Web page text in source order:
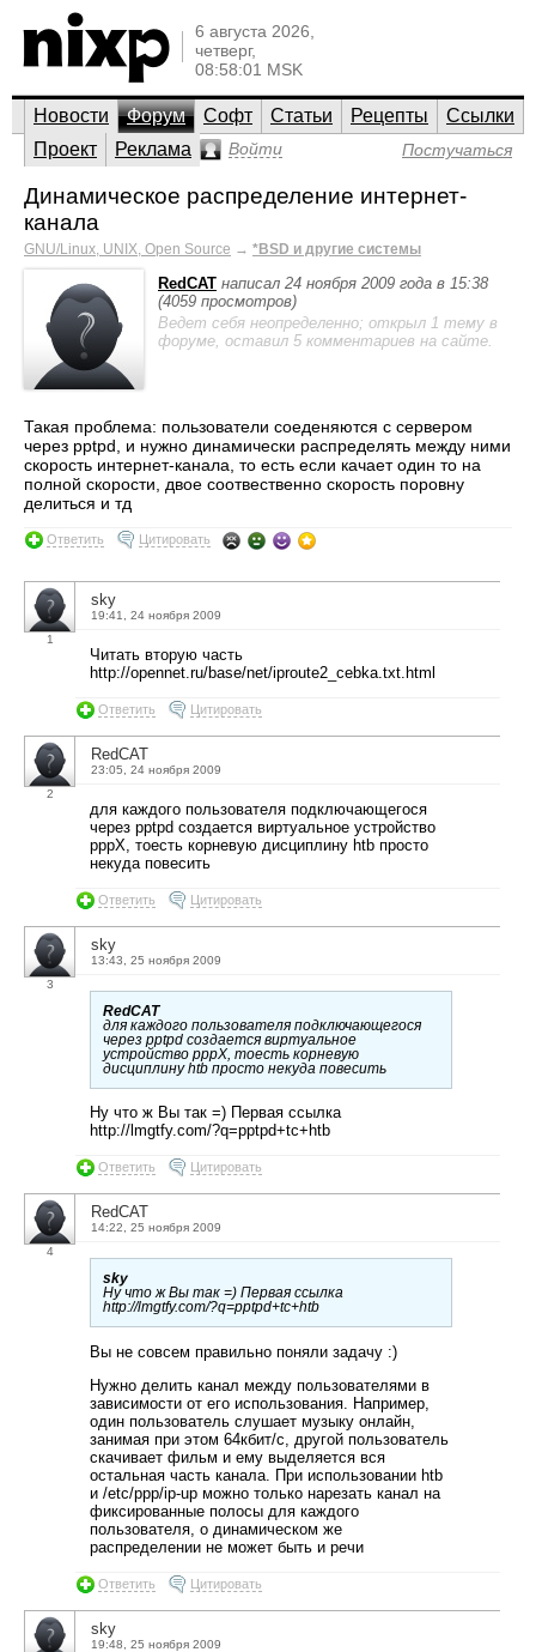
6 августа 2026,
четверг,
08:58:01 MSK
Новости Форум Софт Статьи Рецепты
Ссылки
Проект
Реклама Войти Постучаться
Динамическое распределение интернет-
канала
GNU/Linux, UNIX, Open Source → *BSD и другие системы
RedCAT написал 24 ноября 2009 года в 15:38
(4059 просмотров)
Ведет себя неопределенно; открыл 1 тему в
форуме, оставил 5 комментариев на сайте.
Такая проблема: пользователи соеденяютcя с сервером
через pptpd, и нужно динамически распределять между ними
скорость интернет-канала, то есть если качает один то на
полной скорости, двое соотвественно скорость поровну
делиться и тд
Ответить Цитировать
1
sky
19:41, 24 ноября 2009
Читать вторую часть
http://opennet.ru/base/net/iproute2_cebka.txt.html
Ответить Цитировать
2
RedCAT
23:05, 24 ноября 2009
для каждого пользователя подключающегося
через pptpd создается виртуальное устройство
pppX, тоесть корневую дисциплину htb просто
некуда повесить
Ответить Цитировать
3
sky
13:43, 25 ноября 2009
RedCAT
для каждого пользователя подключающегося
через pptpd создается виртуальное
устройство pppX, тоесть корневую
дисциплину htb просто некуда повесить
Ну что ж Вы так =) Первая ссылка
http://lmgtfy.com/?q=pptpd+tc+htb
Ответить Цитировать
4
RedCAT
14:22, 25 ноября 2009
sky
Ну что ж Вы так =) Первая ссылка
http://lmgtfy.com/?q=pptpd+tc+htb
Вы не совсем правильно поняли задачу :)
Нужно делить канал между пользователями в
зависимости от его использования. Например,
один пользователь слушает музыку онлайн,
занимая при этом 64кбит/с, другой пользователь
скачивает фильм и ему выделяется вся
остальная часть канала. При использовании htb
и /etc/ppp/ip-up можно только нарезать канал на
фиксированные полосы для каждого
пользователя, о динамическом же
распределении не может быть и речи
Ответить Цитировать
sky
19:48, 25 ноября 2009